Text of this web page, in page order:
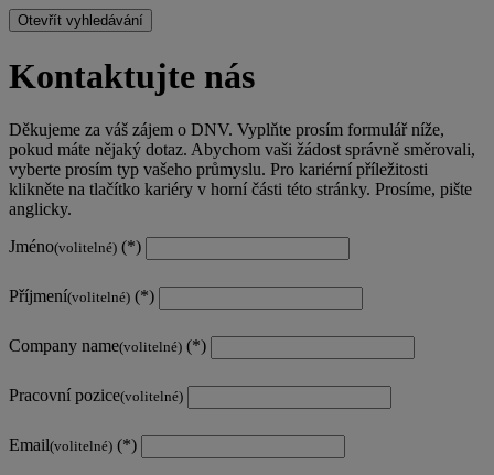
Otevřít vyhledávání
Kontaktujte nás
Děkujeme za váš zájem o DNV. Vyplňte prosím formulář níže,
pokud máte nějaký dotaz. Abychom vaši žádost správně směrovali,
vyberte prosím typ vašeho průmyslu. Pro kariérní příležitosti
klikněte na tlačítko kariéry v horní části této stránky. Prosíme, pište
anglicky.
Jméno(volitelné)
Příjmení(volitelné)
Company name(volitelné)
Pracovní pozice(volitelné)
Email(volitelné)